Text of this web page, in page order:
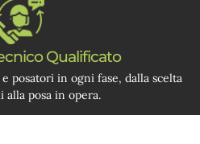
Qualificato
posatori in ogni fase, dalla scelta
alla posa in opera.